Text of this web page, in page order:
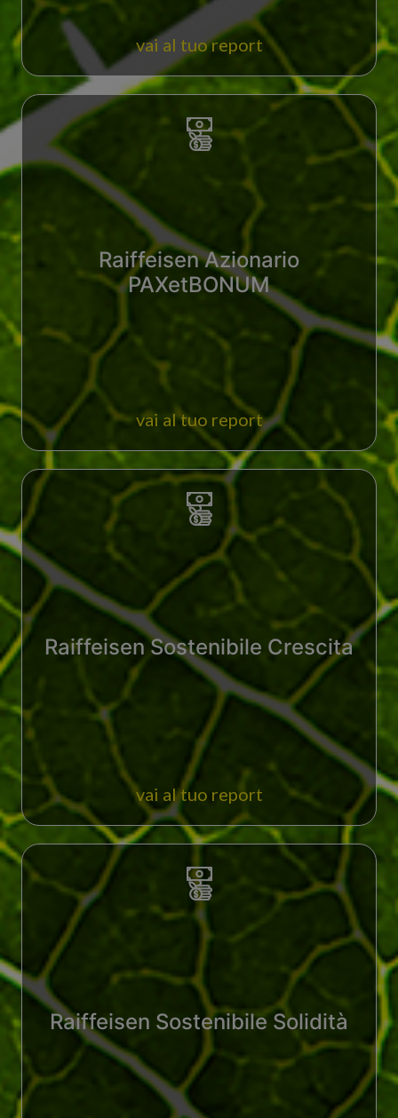
vai al tuo report
Raiffeisen Azionario
PAXetBONUM
vai al tuo report
Raiffeisen Sostenibile Crescita
vai al tuo report
Raiffeisen Sostenibile Solidità